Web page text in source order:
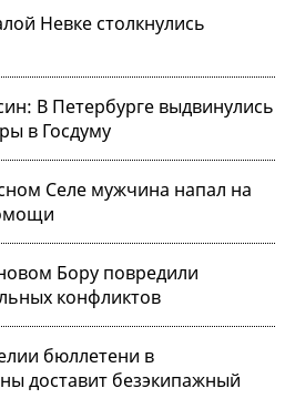
Невке столкнулись
В Петербурге выдвинулись
в Госдуму
Селе мужчина напал на
Бору повредили
конфликтов
бюллетени в
доставит безэкипажный